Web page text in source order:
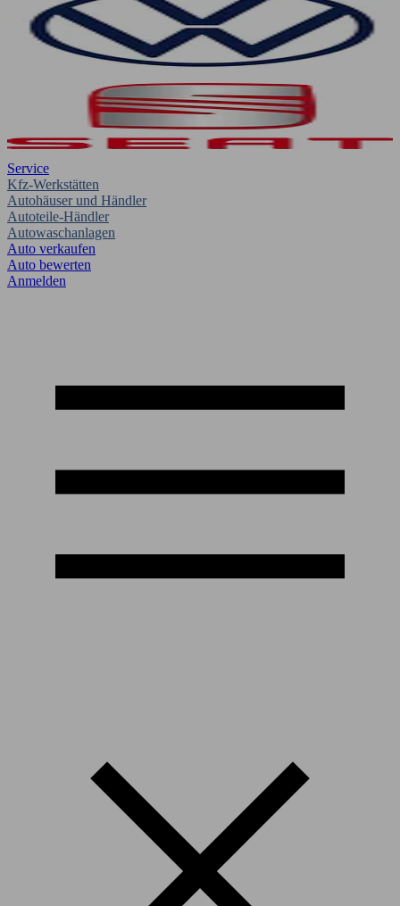
Service
Kfz-Werkstätten
Autohäuser und Händler
Autoteile-Händler
Autowaschanlagen
Auto verkaufen
Auto bewerten
Anmelden